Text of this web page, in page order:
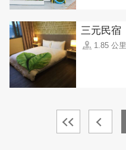
三元民宿
1.85 公里